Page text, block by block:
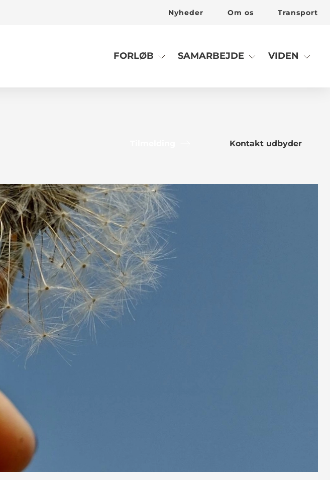
Nyheder Om os Transport
FORLØB SAMARBEJDE VIDEN
Kontakt udbyder